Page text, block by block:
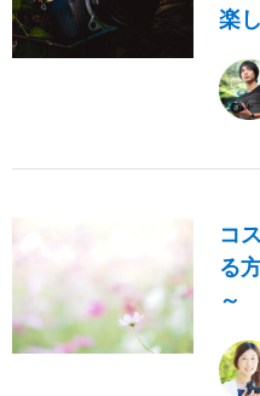
楽
コ
る
～